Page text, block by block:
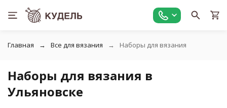
Главная Все для вязания Наборы для вязания
Наборы для вязания в
Ульяновске